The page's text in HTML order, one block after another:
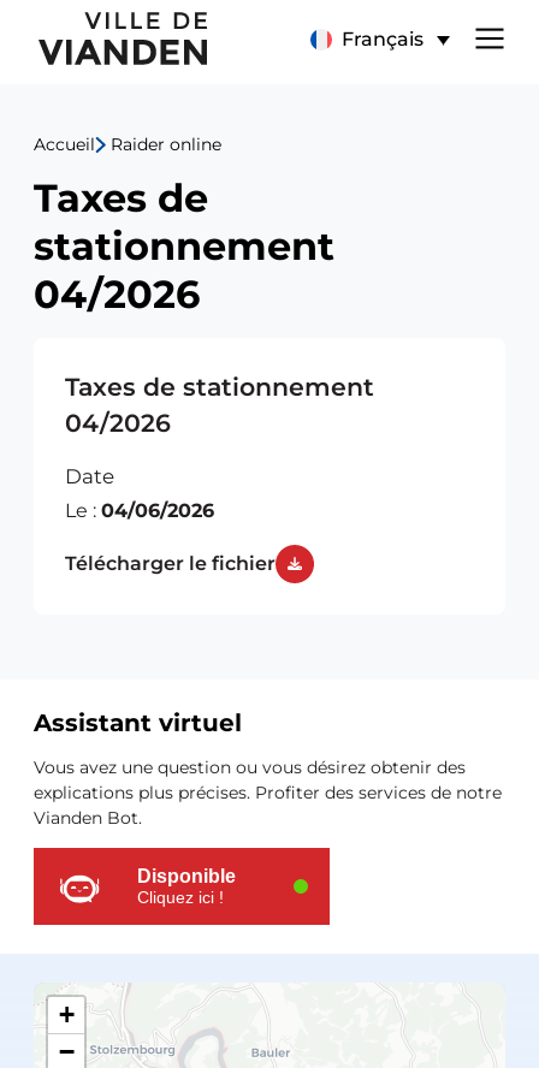
Taxes
de
stationnement
04/2026
Français
Menu
navigation
principal
Accueil Raider online
Taxes de
stationnement
04/2026
Taxes de stationnement
04/2026
Date
Le : 04/06/2026
Télécharger le fichier
Ressources
supplémentaires
Assistant virtuel
Vous avez une question ou vous désirez obtenir des
explications plus précises. Profiter des services de notre
Vianden Bot.
Disponible
Cliquez ici !
+
−